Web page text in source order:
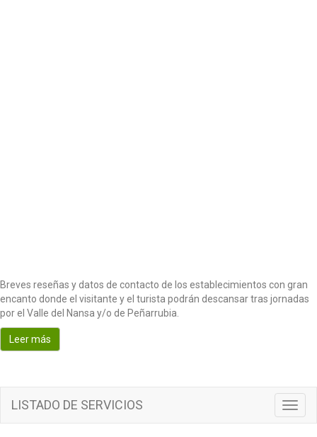
Breves reseñas y datos de contacto de los establecimientos con gran
encanto donde el visitante y el turista podrán descansar tras jornadas
por el Valle del Nansa y/o de Peñarrubia.
Leer más
T
o
LISTADO DE SERVICIOS